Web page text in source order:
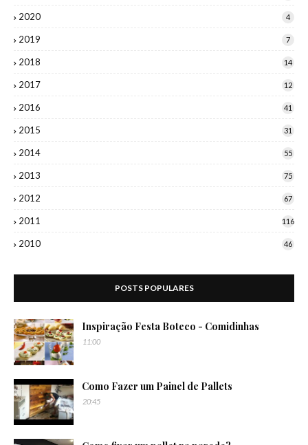
2020 4
2019 7
2018 14
2017 12
2016 41
2015 31
2014 55
2013 75
2012 67
2011 116
2010 46
POSTS POPULARES
Inspiração Festa Boteco - Comidinhas
11:00
Como Fazer um Painel de Pallets
20:45